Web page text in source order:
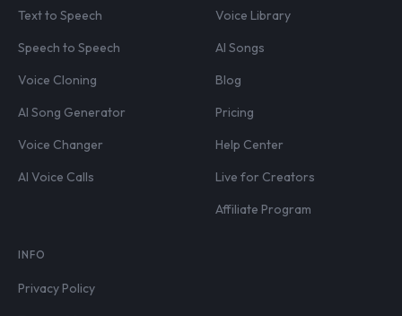
Text to Speech
Speech to Speech
Voice Cloning
AI Song Generator
Voice Changer
AI Voice Calls
Voice Library
AI Songs
Blog
Pricing
Help Center
Live for Creators
Affiliate Program
INFO
Privacy Policy